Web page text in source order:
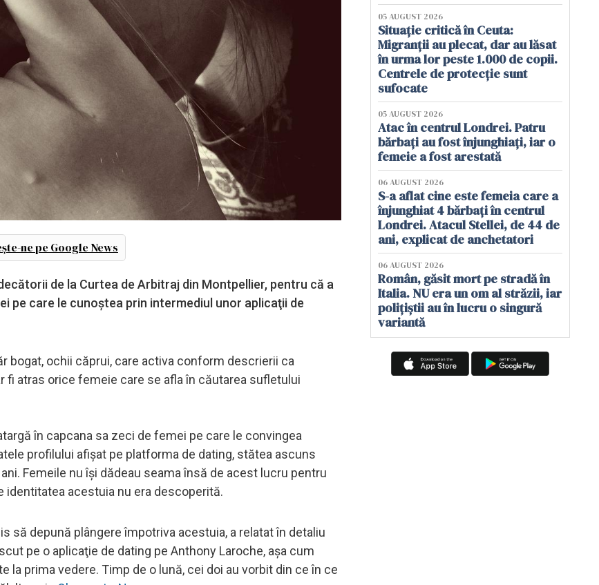
ne pe Google News
de la Curtea de Arbitraj din Montpellier, pentru că a
care le cunoştea prin intermediul unor aplicaţii de
bogat, ochii căprui, care activa conform descrierii ca
fi atras orice femeie care se afla în căutarea sufletului
în capcana sa zeci de femei pe care le convingea
profilului afişat pe platforma de dating, stătea ascuns
Femeile nu îşi dădeau seama însă de acest lucru pentru
identitatea acestuia nu era descoperită.
să depună plângere împotriva acestuia, a relatat în detaliu
pe o aplicaţie de dating pe Anthony Laroche, aşa cum
prima vedere. Timp de o lună, cei doi au vorbit din ce în ce
05 AUGUST 2026
Situație critică în Ceuta:
Migranții au plecat, dar au lăsat
în urma lor peste 1.000 de copii.
Centrele de protecție sunt
sufocate
05 AUGUST 2026
Atac în centrul Londrei. Patru
bărbați au fost înjunghiați, iar o
femeie a fost arestată
06 AUGUST 2026
S-a aflat cine este femeia care a
înjunghiat 4 bărbați în centrul
Londrei. Atacul Stellei, de 44 de
ani, explicat de anchetatori
06 AUGUST 2026
Român, găsit mort pe stradă în
Italia. NU era un om al străzii, iar
polițiștii au în lucru o singură
variantă